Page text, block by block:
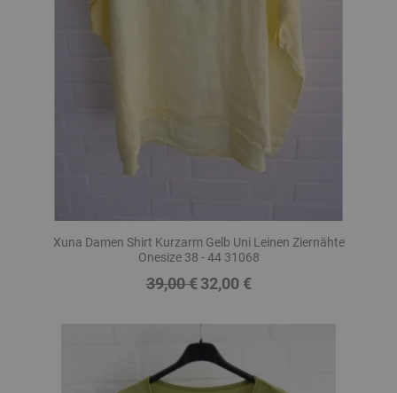
Xuna Damen Shirt Kurzarm Gelb Uni Leinen Ziernähte
Onesize 38 - 44 31068
Regulärer
39,00 € Preis
32,00 €